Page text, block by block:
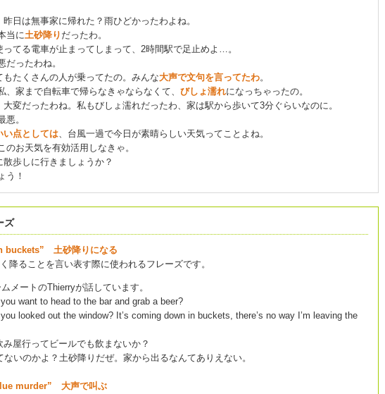
昨日は無事家に帰れた？雨ひどかったわよね。
当に土砂降り だったわ。
ってる電車が止まってしまって、2時間駅で足止めよ…。
だったわね。
もたくさんの人が乗ってたの。みんな大声で文句を言ってたわ。
、家まで自転車で帰らなきゃならなくて、 びしょ濡れになっちゃったの。
大変だったわね。私もびしょ濡れだったわ、家は駅から歩いて3分ぐらいなのに。
悪。
い点としては、台風一過で今日が素晴らしい天気ってことよね。
のお天気を有効活用しなきゃ。
散歩しに行きましょうか？
う！
ズ
buckets” 土砂降りになる
降ることを言い表す際に使われるフレーズです。
メートのThierryが話しています。
want to head to the bar and grab a beer?
looked out the window? It’s coming down in buckets, there’s no way I’m leaving the
み屋行ってビールでも飲まないか？
ないのかよ？土砂降りだぜ。家から出るなんてありえない。
murder” 大声で叫ぶ